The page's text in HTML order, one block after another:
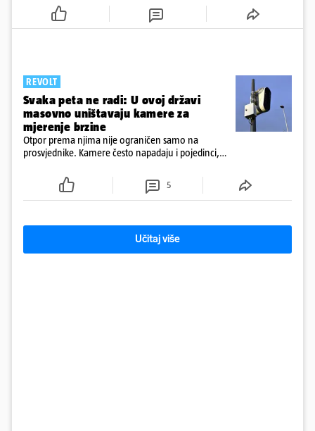
REVOLT
Svaka peta ne radi: U ovoj državi
masovno uništavaju kamere za
mjerenje brzine
Otpor prema njima nije ograničen samo na
prosvjednike. Kamere često napadaju i pojedinci,
5
Učitaj više